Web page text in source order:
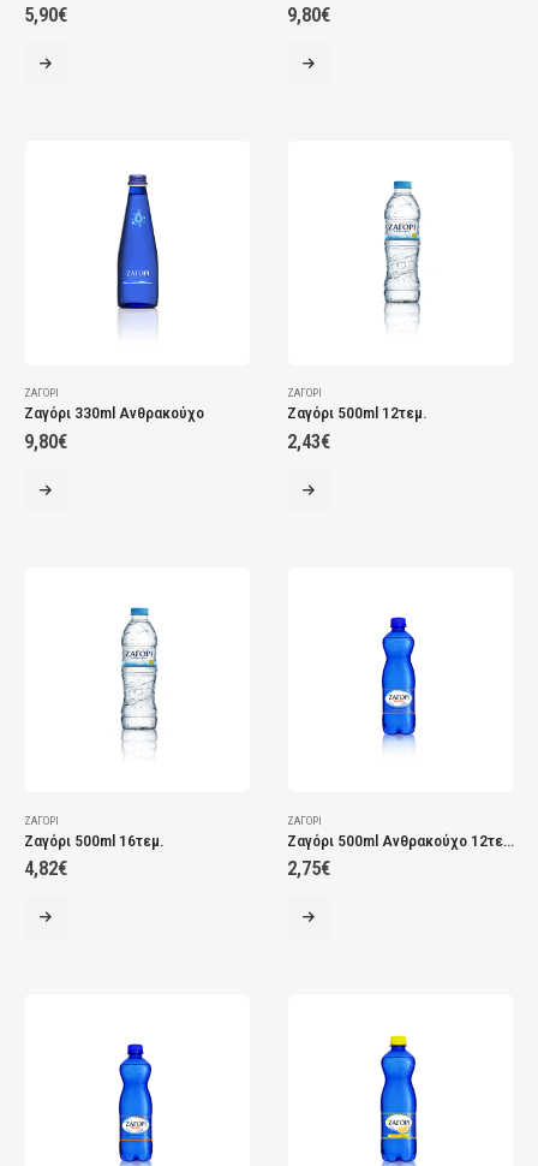
5,90€ 9,80€
ΖΑΓΌΡΙ
Ζαγόρι 330ml Ανθρακούχο
9,80€
ΖΑΓΌΡΙ
Ζαγόρι 500ml 12τεμ.
2,43€
ΖΑΓΌΡΙ
Ζαγόρι 500ml 16τεμ.
4,82€
ΖΑΓΌΡΙ
Ζαγόρι 500ml Ανθρακούχο 12τεμ.
2,75€